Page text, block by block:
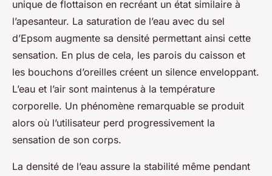
unique de flottaison en recréant un état similaire à
l’apesanteur. La saturation de l’eau avec du sel
d’Epsom augmente sa densité permettant ainsi cette
sensation. En plus de cela, les parois du caisson et
les bouchons d’oreilles créent un silence enveloppant.
L’eau et l’air sont maintenus à la température
corporelle. Un phénomène remarquable se produit
alors où l’utilisateur perd progressivement la
sensation de son corps.
La densité de l’eau assure la stabilité même pendant